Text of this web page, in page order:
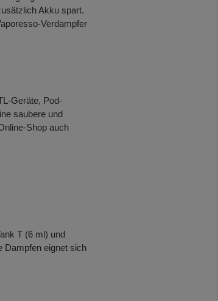
Akku spart.
Verdampfer
Geräte, Pod-
saubere und
Shop auch
T (6 ml) und
Dampfen eignet sich